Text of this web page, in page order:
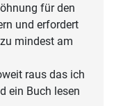
für den
und erfordert
mindest am
raus das ich
ein Buch lesen